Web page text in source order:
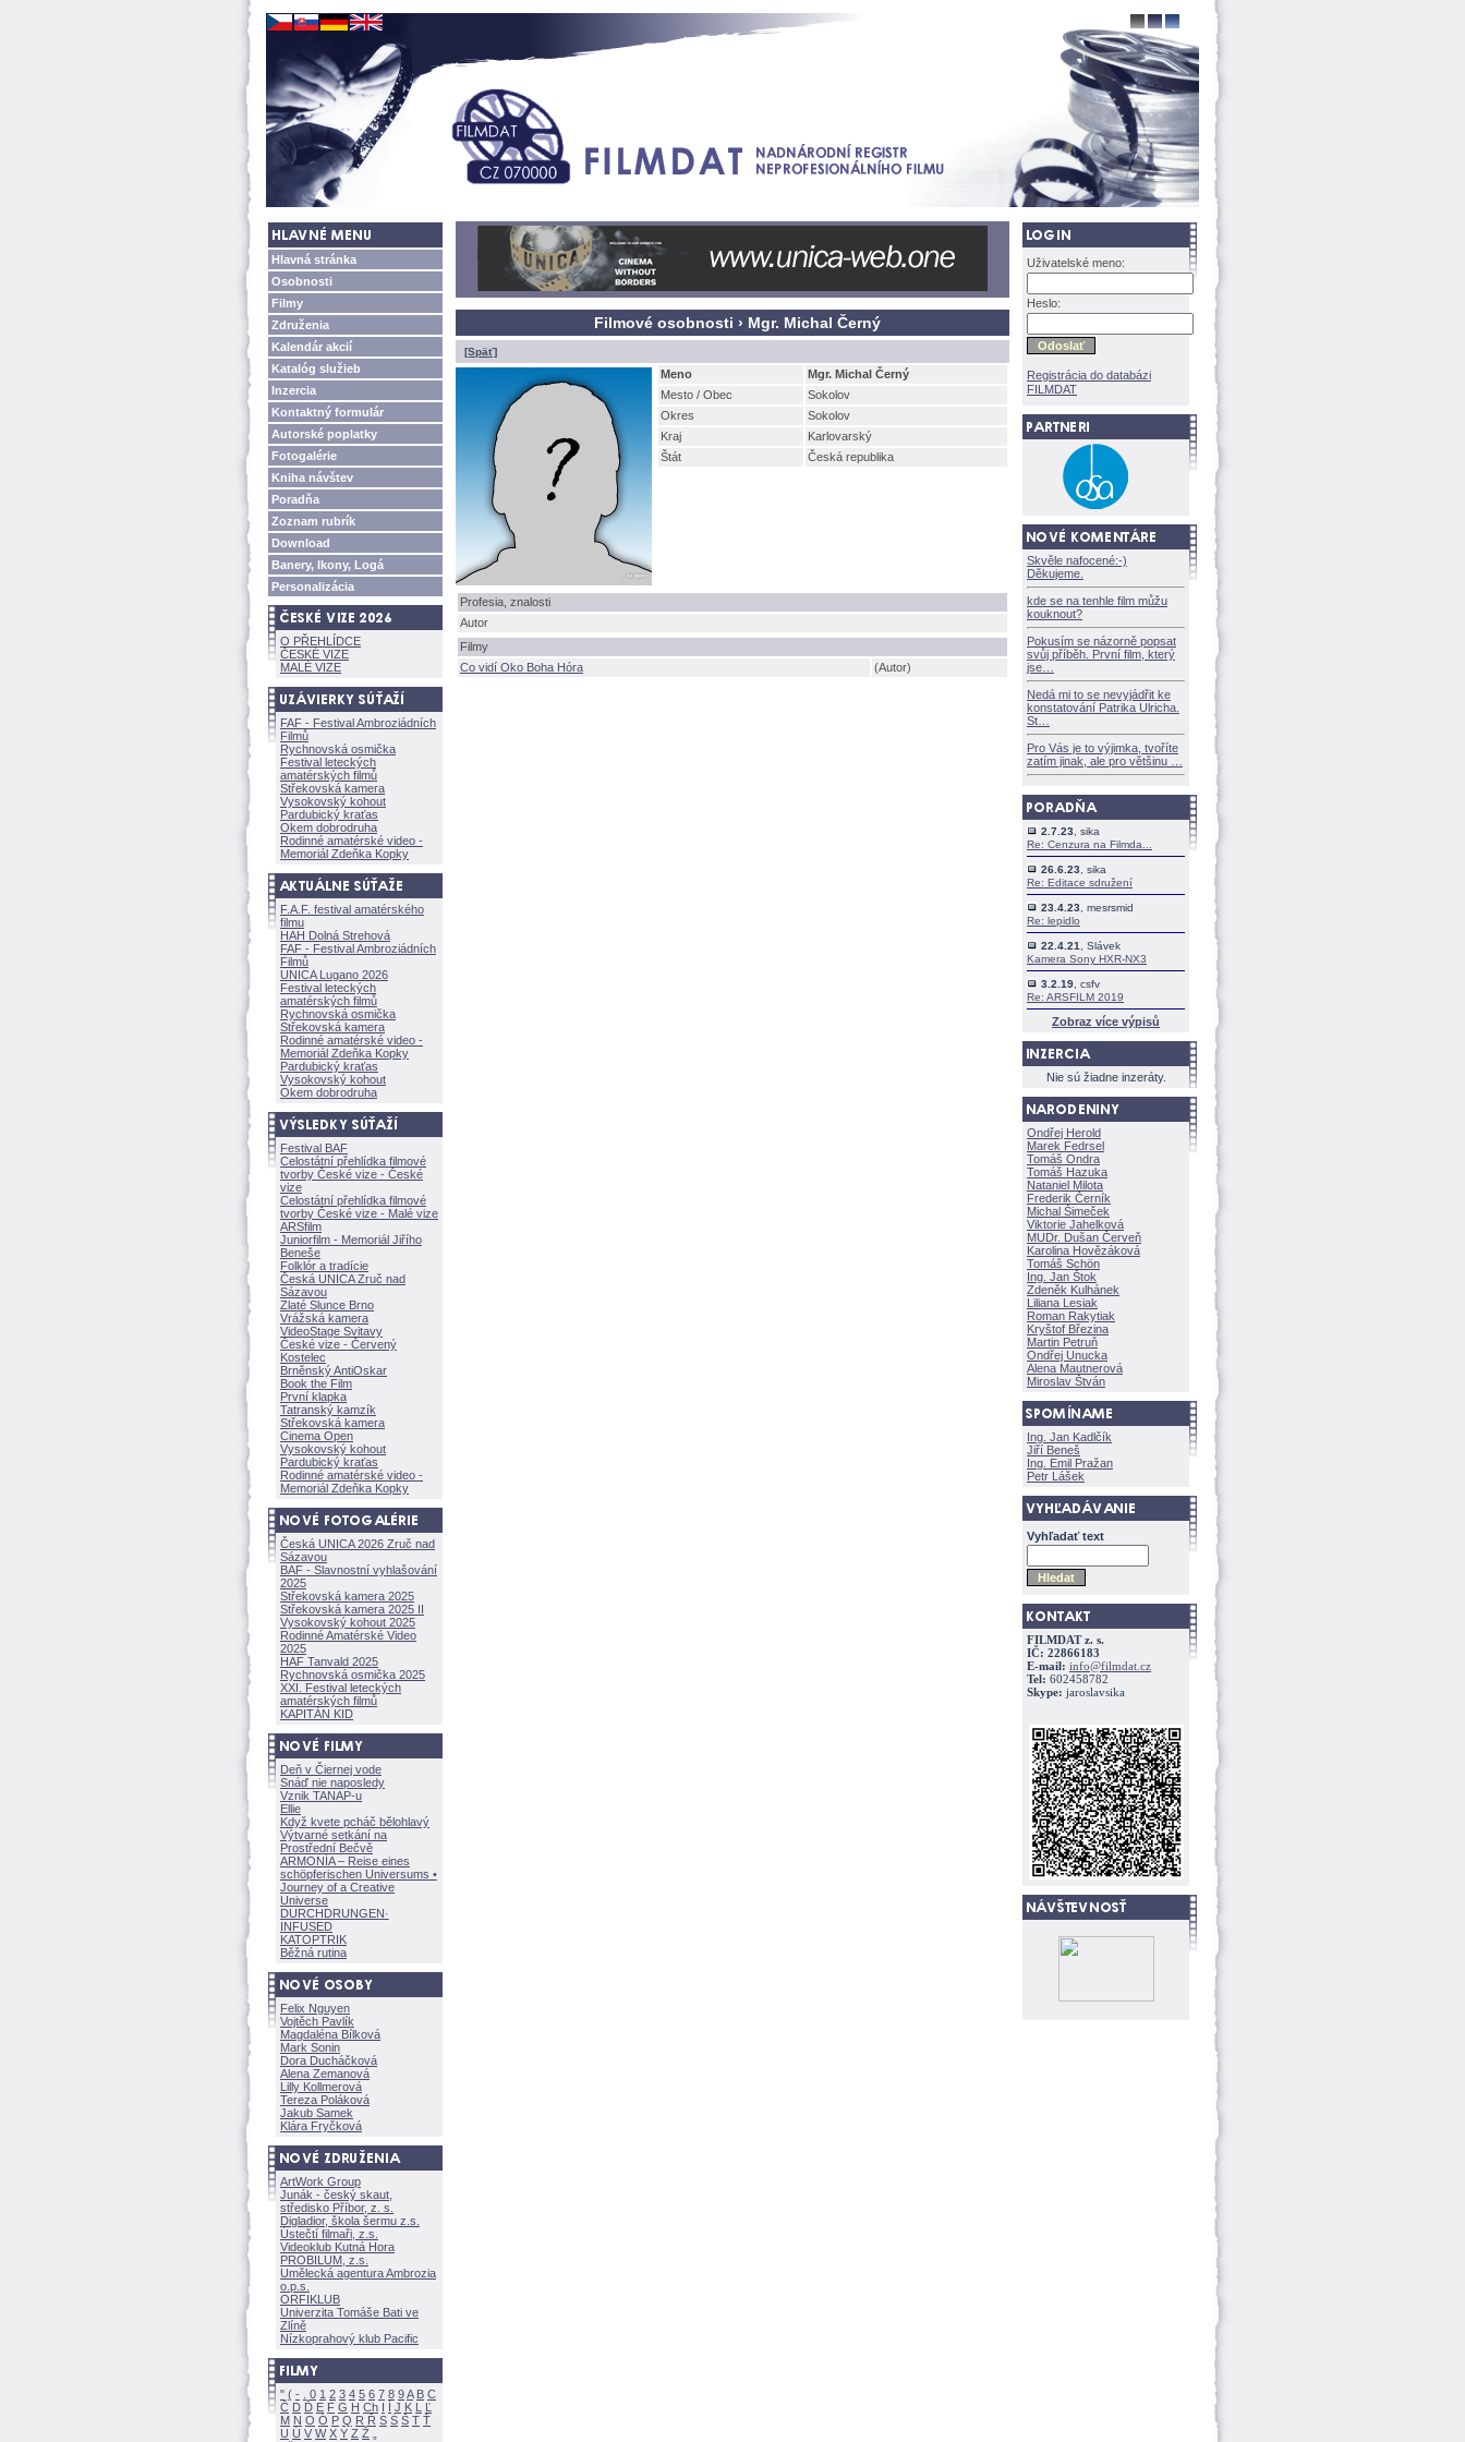
Hlavná stránka
Osobnosti
Filmy
Združenia
Kalendár akcií
Katalóg služieb
Inzercia
Kontaktný formulár
Autorské poplatky
Fotogalérie
Kniha návštev
Poradňa
Zoznam rubrík
Download
Banery, Ikony, Log
Personalizácia
O PŘEHLÍDCE
ČESKÉ VIZE
MALÉ VIZE
FAF - Festival Ambroziádních
Filmů
Rychnovská osmička
Festival leteckých
amatérských filmů
Střekovská kamera
Vysokovský kohout
Pardubický kraťas
Okem dobrodruha
Rodinné amatérské video -
Memoriál Zdeňka Kopky
F.A.F. festival amatérského
filmu
HAH Dolná Strehov
FAF - Festival Ambroziádních
Filmů
UNICA Lugano 2026
Festival leteckých
amatérských filmů
Rychnovská osmička
Střekovská kamera
Rodinné amatérské video -
Memoriál Zdeňka Kopky
Pardubický kraťas
Vysokovský kohout
Okem dobrodruha
Festival BAF
Celostátní přehlídka filmové
tvorby České vize - České
vize
Celostátní přehlídka filmové
tvorby České vize - Malé vize
ARSfilm
Juniorfilm - Memoriál Jiřího
Beneše
Folklór a tradície
Česká UNICA Zruč nad
Sázavou
Zlaté Slunce Brno
Vrážská kamera
VideoStage Svitavy
České vize - Červený
Kostelec
Brněnský AntiOskar
Book the Film
První klapka
Tatranský kamzík
Střekovská kamera
Cinema Open
Vysokovský kohout
Pardubický kraťas
Rodinné amatérské video -
Memoriál Zdeňka Kopky
Česká UNICA 2026 Zruč nad
Sázavou
BAF - Slavnostní vyhlašování
2025
Střekovská kamera 2025
Střekovská kamera 2025 II
Vysokovský kohout 2025
Rodinné Amatérské Video
2025
HAF Tanvald 2025
Rychnovská osmička 2025
XXI. Festival leteckých
amatérských filmů
KAPITÁN KID
Deň v Čiernej vode
Snáď nie naposledy
Vznik TANAP-u
Ellie
Když kvete pcháč bělohlavý
Výtvarné setkání na
Prostřední Bečvě
ARMONÍA – Reise eines
schöpferischen Universums •
Journey of a Creative
Universe
DURCHDRUNGEN·
INFUSED
KATOPTRIK
Běžná rutina
Felix Nguyen
Vojtěch Pavlík
Magdaléna Bílkov
Mark Sonin
Dora Ducháčkov
Alena Zemanov
Lilly Kollmerov
Tereza Polákov
Jakub Samek
Klára Fryčkov
ArtWork Group
Junák - český skaut,
středisko Příbor, z. s.
Digladior, škola šermu z.s.
Ústečtí filmaři, z.s.
Videoklub Kutná Hora
PROBILUM, z.s.
Umělecká agentura Ambrozia
o.p.s.
ORFIKLUB
Univerzita Tomáše Bati ve
Zlíně
Nízkoprahový klub Pacific
" ( - 0 1 2 3 4 5 6 7 8 9A B C
Č D Ď E F G H Ch I Í J K L
Ľ
M N O Ó P Q R Ř S Ś T Ť
U Ú V W X Y Z
Filmové osobnosti › Mgr. Michal Černý
[Späť]
Meno
Mgr. Michal Černý
Mesto / Obec
Sokolov
Okres
Sokolov
Kraj
Karlovarský
tát
Česká republika
Profesia, znalosti
Autor
Filmy
Co vidí Oko Boha Hóra
(Autor)
Uživatelské meno:
Heslo:
Registrácia do databázi
FILMDAT
Skvěle nafocené:-)
Děkujeme.
kde se na tenhle film můžu
kouknout?
Pokusím se názorně popsat
svůj příběh. První film, který
jse
Nedá mi to se nevyjádřit ke
konstatování Patrika Ulricha.
St
Pro Vás je to výjimka, tvoříte
zatím jinak, ale pro většinu
2.7.23 , sika
Re: Cenzura na Filmda...
26.6.23 , sika
Re: Editace sdružení
23.4.23 , mesrsmid
Re: lepidlo
22.4.21
, Slávek
Kamera Sony HXR-NX3
3.2.19 , csfv
Re: ARSFILM 2019
Zobraz více výpisů
Nie sú žiadne inzeráty.
Ondřej Herold
Marek Fedrsel
Tomáš Ondra
Tomáš Hazuka
Nataniel Milota
Frederik Černík
Michal Šimeček
Viktorie Jahelkov
MUDr. Dušan Červeň
Karolina Hovězákov
Tomáš Schön
Ing. Jan Štok
Zdeněk Kulhánek
Liliana Lesiak
Roman Rakytiak
Kryštof Březina
Martin Petruň
Ondřej Unucka
Alena Mautnerov
Miroslav Štván
Ing. Jan Kadlčík
Jiří Bene
Ing. Emil Pražan
Petr Lášek
Vyhľadať text
FILMDAT z. s.
IČ: 22866183
E-mail: info@filmdat.cz
Tel: 602458782
Skype: jaroslavsika